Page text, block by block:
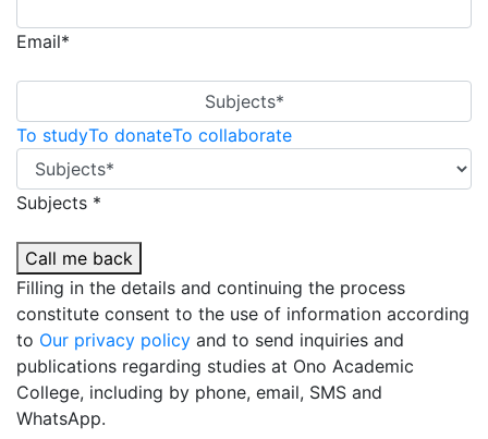
Email*
Subjects*
To studyTo donateTo collaborate
Subjects *
Call me back
Filling in the details and continuing the process
constitute consent to the use of information according
to Our privacy policy and to send inquiries and
publications regarding studies at Ono Academic
College, including by phone, email, SMS and
WhatsApp.